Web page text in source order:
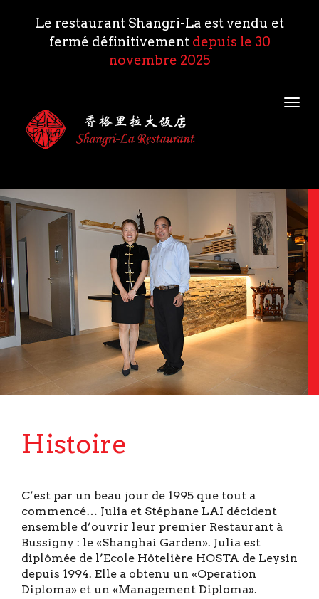
Le restaurant Shangri-La est vendu et
fermé définitivement depuis le 30
novembre 2025
Histoire
C’est par un beau jour de 1995 que tout a
commencé… Julia et Stéphane LAI décident
ensemble d’ouvrir leur premier Restaurant à
Bussigny : le «Shanghai Garden». Julia est
diplômée de l’Ecole Hôtelière HOSTA de Leysin
depuis 1994. Elle a obtenu un «Operation
Diploma» et un «Management Diploma».